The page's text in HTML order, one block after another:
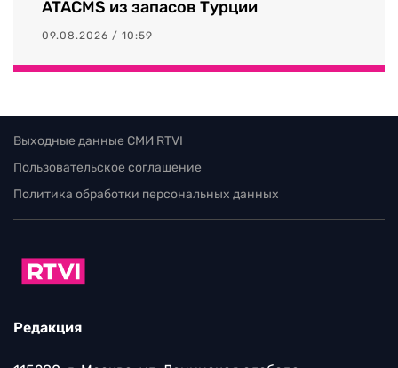
ATACMS из запасов Турции
09.08.2026 / 10:59
Выходные данные СМИ RTVI
Пользовательское соглашение
Политика обработки персональных данных
Редакция